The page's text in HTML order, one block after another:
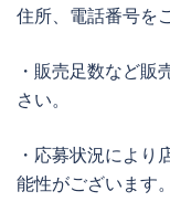
住所、電話番号を
・販売足数など販
さい。
・応募状況により
能性がございます。